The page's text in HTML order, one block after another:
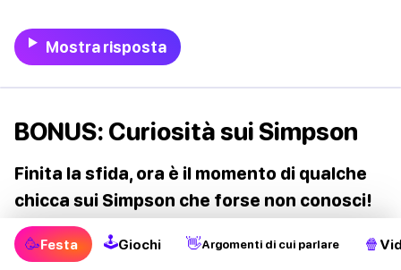
Mostra risposta
BONUS: Curiosità sui Simpson
Finita la sfida, ora è il momento di qualche
chicca sui Simpson che forse non conosci!
1. Homer ha quasi scoperto il Bosone di
🥳Festa 🕹Giochi 👋Argomenti di cui parlare 🍿